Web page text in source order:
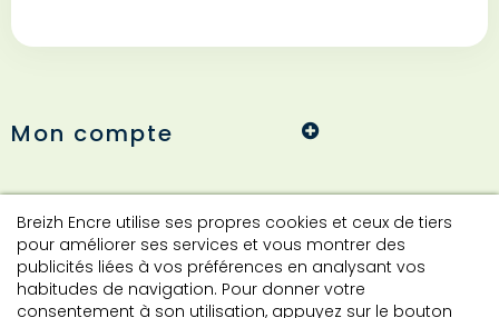
Breizh Encre utilise ses propres cookies et ceux de tiers
pour améliorer ses services et vous montrer des
publicités liées à vos préférences en analysant vos
habitudes de navigation. Pour donner votre
consentement à son utilisation, appuyez sur le bouton
Mon compte
Informations
Contact